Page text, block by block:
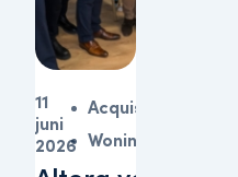
11
juni
2026
Acquisitie
Woningen